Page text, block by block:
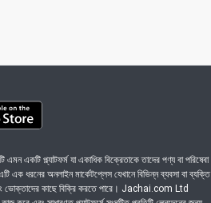
একটি প্ল্যাটফর্ম যা একাধিক বিক্রেতাকে তাদের পণ্য বা পরিষেবা
ধরনের অনলাইন মার্কেটপ্লেস যেখানে বিভিন্ন ব্যবসা বা ব্যক্তি
ভোক্তাদের কাছে বিক্রি করতে পারে। Jachai.com Ltd